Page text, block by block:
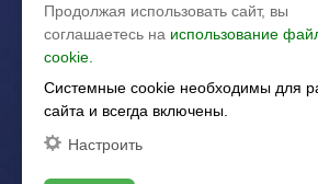
Продолжая использовать сайт, вы
соглашаетесь на использование
cookie.
Системные cookie необходимы для
сайта и всегда включены.
Настроить